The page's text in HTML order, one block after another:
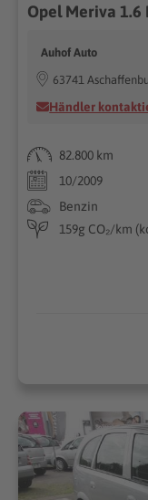
Opel Meriva 1.6
Auhof Auto
63741
Händler
82.800 km
10/2009
Benzin
159g CO₂/km